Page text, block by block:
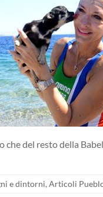
del resto della
e dintorni, Articoli